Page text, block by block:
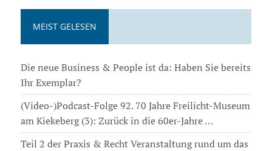
MEIST GELESEN
Die neue Business & People ist da: Haben Sie bereits
Ihr Exemplar?
(Video-)Podcast-Folge 92. 70 Jahre Freilicht-Museum
am Kiekeberg (3): Zurück in die 60er-Jahre …
Teil 2 der Praxis & Recht Veranstaltung rund um das